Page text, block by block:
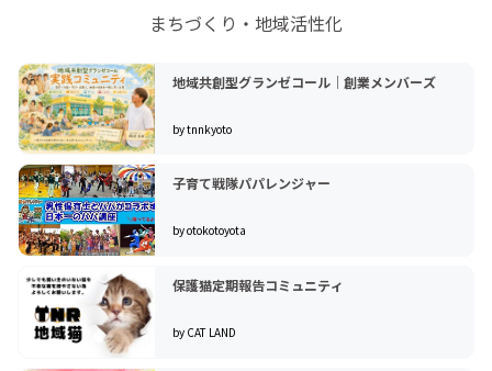
まちづくり・地域活性化
地域共創型グランゼコール｜創業メンバーズ
by tnnkyoto
子育て戦隊パパレンジャー
by otokotoyota
保護猫定期報告コミュニティ
by CAT LAND